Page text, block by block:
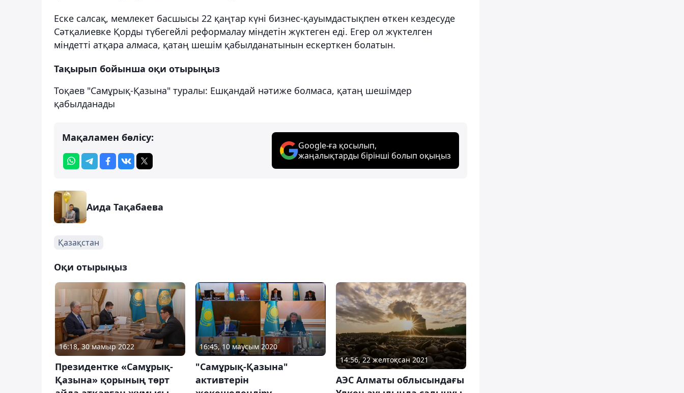
Еске салсақ, мемлекет басшысы 22 қаңтар күні бизнес-қауымдастықпен өткен кездесуде
Сәтқалиевке Қорды түбегейлі реформалау міндетін жүктеген еді. Егер ол жүктелген
міндетті атқара алмаса, қатаң шешім қабылданатынын ескерткен болатын.
Тақырып бойынша оқи отырыңыз
Тоқаев "Самұрық-Қазына" туралы: Ешқандай нәтиже болмаса, қатаң шешімдер
қабылданады
Мақаламен бөлісу:
Google-ға қосылып,
жаңалықтарды бірінші болып оқыңыз
Аида Тақабаева
Қазақстан
Оқи отырыңыз
16:18, 30 мамыр 2022
Президентке «Самұрық-
Қазына» қорының төрт
16:45, 10 маусым 2020
"Самұрық-Қазына"
активтерін
14:56, 22 желтоқсан 2021
АЭС Алматы облысындағы